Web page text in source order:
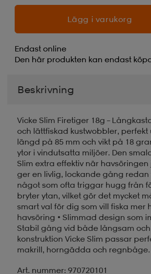
Lägg i varukorg
Endast online
Den här produkten kan endast
Beskrivning
Vicke Slim Firetiger 18g –
och lättfiskad kustwobbler,
längd på 85 mm och vikt på 18
ytor i vindutsatta miljöer. Den
Slim extra effektiv när
ger en livlig, lockande gång
något som ofta triggar hugg från
bryter ytan, vilket gör det mycket
smart val för dig som vill fiska mer
havsöring • Slimmad design som
Stabil gång vid både långsam
konstruktion Vicke Slim passar
makrill, horngädda och regnbåge.
Art. nummer: 970720101